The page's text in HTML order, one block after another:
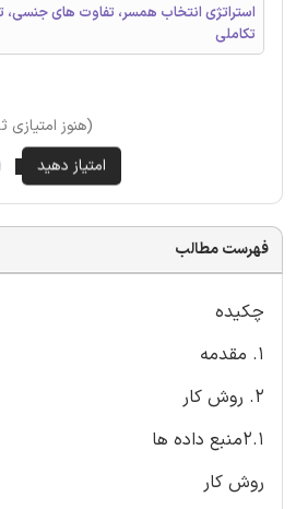
استراتژی انتخاب همسر، تفاوت های
تکاملی
(هنوز
فهرست مطالب
چکیده
1. مقدمه
2. روش کار
2.1منبع داده ها
روش کار